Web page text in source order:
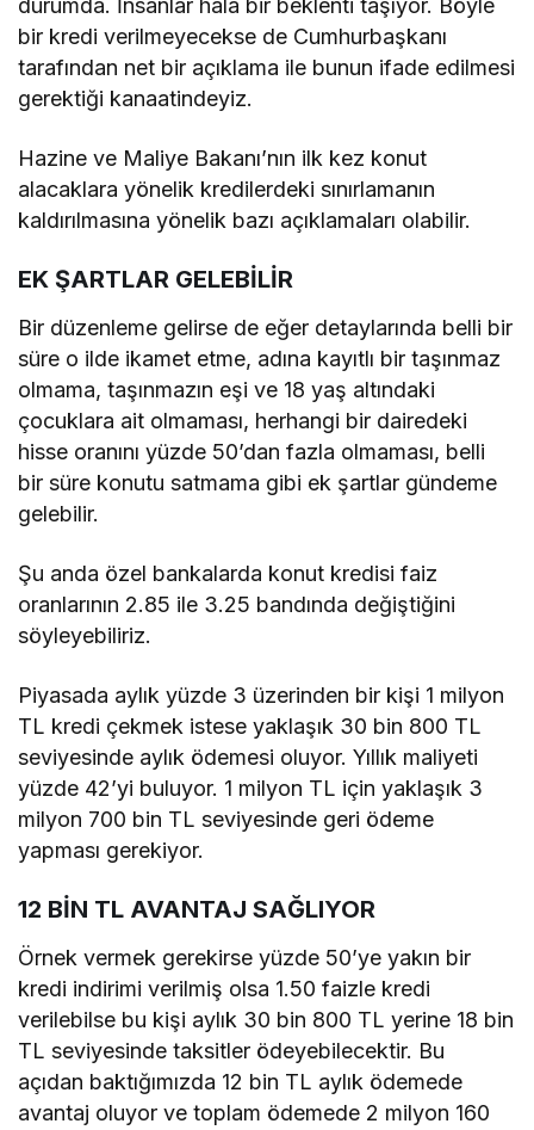
durumda. İnsanlar hala bir beklenti taşıyor. Böyle
bir kredi verilmeyecekse de Cumhurbaşkanı
tarafından net bir açıklama ile bunun ifade edilmesi
gerektiği kanaatindeyiz.
Hazine ve Maliye Bakanı’nın ilk kez konut
alacaklara yönelik kredilerdeki sınırlamanın
kaldırılmasına yönelik bazı açıklamaları olabilir.
EK ŞARTLAR GELEBİLİR
Bir düzenleme gelirse de eğer detaylarında belli bir
süre o ilde ikamet etme, adına kayıtlı bir taşınmaz
olmama, taşınmazın eşi ve 18 yaş altındaki
çocuklara ait olmaması, herhangi bir dairedeki
hisse oranını yüzde 50’dan fazla olmaması, belli
bir süre konutu satmama gibi ek şartlar gündeme
gelebilir.
Şu anda özel bankalarda konut kredisi faiz
oranlarının 2.85 ile 3.25 bandında değiştiğini
söyleyebiliriz.
Piyasada aylık yüzde 3 üzerinden bir kişi 1 milyon
TL kredi çekmek istese yaklaşık 30 bin 800 TL
seviyesinde aylık ödemesi oluyor. Yıllık maliyeti
yüzde 42’yi buluyor. 1 milyon TL için yaklaşık 3
milyon 700 bin TL seviyesinde geri ödeme
yapması gerekiyor.
12 BİN TL AVANTAJ SAĞLIYOR
Örnek vermek gerekirse yüzde 50’ye yakın bir
kredi indirimi verilmiş olsa 1.50 faizle kredi
verilebilse bu kişi aylık 30 bin 800 TL yerine 18 bin
TL seviyesinde taksitler ödeyebilecektir. Bu
açıdan baktığımızda 12 bin TL aylık ödemede
avantaj oluyor ve toplam ödemede 2 milyon 160